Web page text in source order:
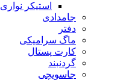
استیکر نواری
جامدادی
دفتر
ماگ سرامیکی
کارت پستال
گردنبند
جاسویچی